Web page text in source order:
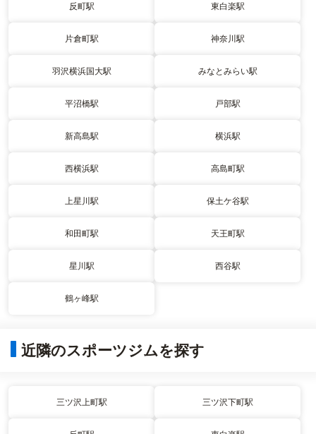
反町駅 東白楽駅
片倉町駅 神奈川駅
羽沢横浜国大駅 みなとみらい駅
平沼橋駅 戸部駅
新高島駅 横浜駅
西横浜駅 高島町駅
上星川駅 保土ケ谷駅
和田町駅 天王町駅
星川駅 西谷駅
鶴ヶ峰駅
近隣のスポーツジムを探す
三ツ沢上町駅 三ツ沢下町駅